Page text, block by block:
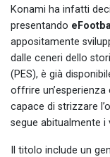
Konami ha infatti
presentando
appositamente
dalle ceneri dello
(PES), è già
offrire
capace di strizzare
segue abitualmente i
Il titolo include un